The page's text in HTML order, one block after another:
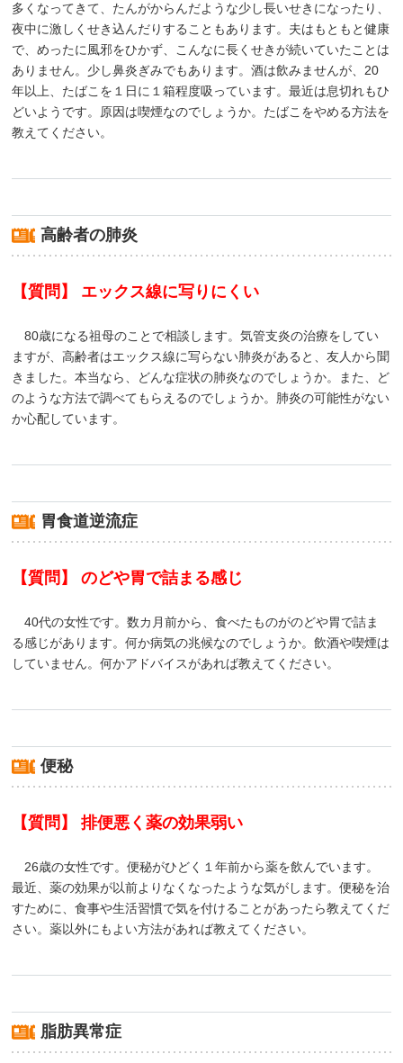
多くなってきて、たんがからんだような少し長いせきになったり、
夜中に激しくせき込んだりすることもあります。夫はもともと健康
で、めったに風邪をひかず、こんなに長くせきが続いていたことは
ありません。少し鼻炎ぎみでもあります。酒は飲みませんが、20
年以上、たばこを１日に１箱程度吸っています。最近は息切れもひ
どいようです。原因は喫煙なのでしょうか。たばこをやめる方法を
教えてください。
高齢者の肺炎
【質問】 エックス線に写りにくい
80歳になる祖母のことで相談します。気管支炎の治療をしてい
ますが、高齢者はエックス線に写らない肺炎があると、友人から聞
きました。本当なら、どんな症状の肺炎なのでしょうか。また、ど
のような方法で調べてもらえるのでしょうか。肺炎の可能性がない
か心配しています。
胃食道逆流症
【質問】 のどや胃で詰まる感じ
40代の女性です。数カ月前から、食べたものがのどや胃で詰ま
る感じがあります。何か病気の兆候なのでしょうか。飲酒や喫煙は
していません。何かアドバイスがあれば教えてください。
便秘
【質問】 排便悪く薬の効果弱い
26歳の女性です。便秘がひどく１年前から薬を飲んでいます。
最近、薬の効果が以前よりなくなったような気がします。便秘を治
すために、食事や生活習慣で気を付けることがあったら教えてくだ
さい。薬以外にもよい方法があれば教えてください。
脂肪異常症